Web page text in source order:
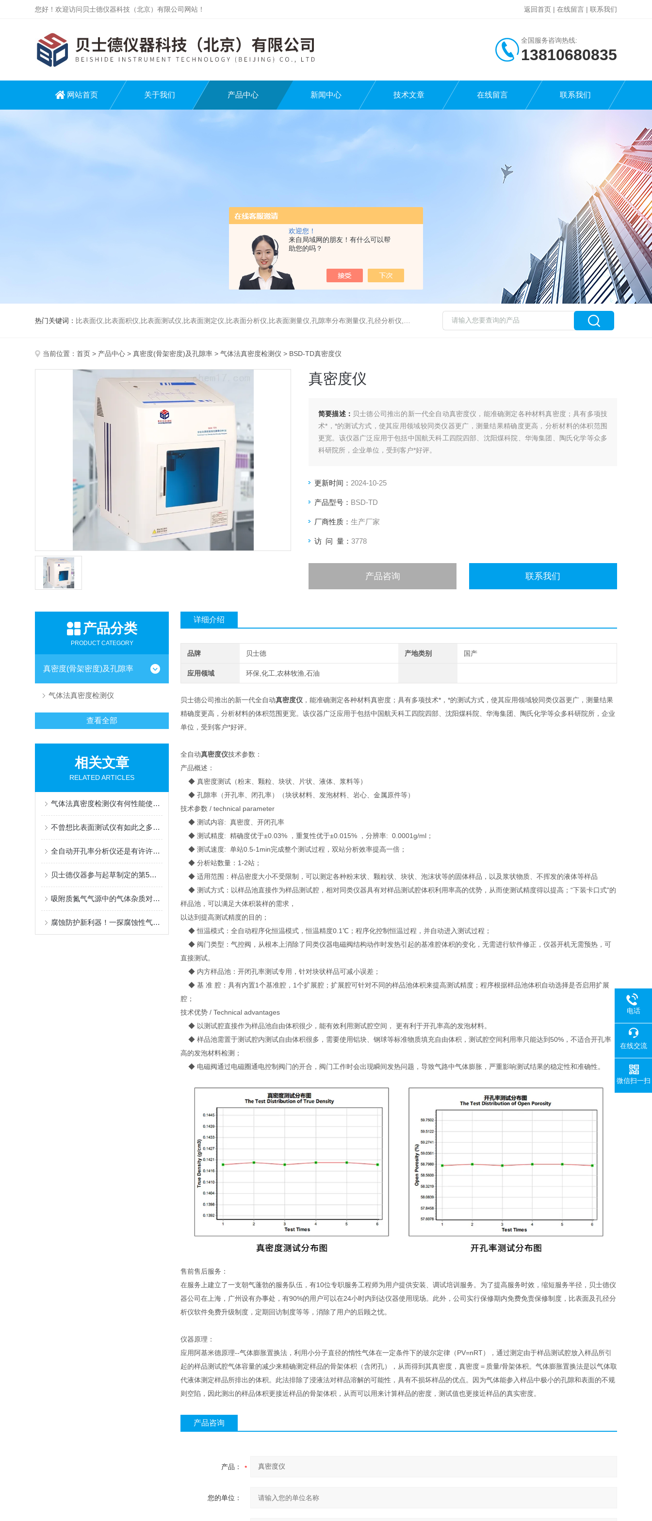
欢迎您！
来自局域网的朋友！有什么可以帮
助您的吗？
您好！欢迎访问贝士德仪器科技（北京）有限公司网站！ 返回首页 | 在线留言 | 联系我们
全国服务咨询热线:
13810680835
网站首页 关于我们 产品中心 新闻中心 技术文章 在线留言 联系我们
热门关键词： 比表面仪,比表面积仪,比表面测试仪,比表面测定仪,比表面分析仪,比表面测量仪,孔隙率分布测量仪,孔径分析仪,孔径测试仪,孔结构分析仪
当前位置： 首页 > 产品中心 > 真密度(骨架密度)及孔隙率 > 气体法真密度检测仪 > BSD-TD真密度仪
真密度仪
简要描述： 贝士德公司推出的新一代全自动真密度仪，能准确测定各种材料真密度；具有多项技
术*，*的测试方式，使其应用领域较同类仪器更广，测量结果精确度更高，分析材料的体积范围
更宽。该仪器广泛应用于包括中国航天科工四院四部、沈阳煤科院、华海集团、陶氏化学等众多
科研院所，企业单位，受到客户*好评。
更新时间： 2024-10-25
产品型号： BSD-TD
厂商性质： 生产厂家
访 问 量： 3778
产品咨询 联系我们
产品分类
PRODUCT CATEGORY
真密度(骨架密度)及孔隙率
气体法真密度检测仪
查看全部
相关文章
RELATED ARTICLES
气体法真密度检测仪有何性能使你如此看好
不曾想比表面测试仪有如此之多的功能
全自动开孔率分析仪还是有许许多多功能的
贝士德仪器参与起草制定的第5部国家标准颁布实施
吸附质氮气气源中的气体杂质对吸附过程的影响
腐蚀防护新利器！一探腐蚀性气体吸附仪的广泛用途
详细介绍
品牌 贝士德 产地类别 国产
应用领域 环保,化工,农林牧渔,石油
贝士德公司推出的新一代全自动真密度仪 ，能准确测定各种材料真密度；具有多项技术*，*的测试方式，使其应用领域较同类仪器更广，测量结果
精确度更高，分析材料的体积范围更宽。该仪器广泛应用于包括中国航天科工四院四部、沈阳煤科院、华海集团、陶氏化学等众多科研院所，企业
单位，受到客户*好评。
全自动真密度仪技术参数：
产品概述：
◆ 真密度测试（粉末、颗粒、块状、片状、液体、浆料等）
◆ 孔隙率（开孔率、闭孔率）（块状材料、发泡材料、岩心、金属原件等）
技术参数 / technical parameter
◆ 测试内容: 真密度、开闭孔率
◆ 测试精度: 精确度优于±0.03% ，重复性优于±0.015% ，分辨率: 0.0001g/ml；
◆ 测试速度: 单站0.5-1min完成整个测试过程，双站分析效率提高一倍；
◆ 分析站数量：1-2站；
◆ 适用范围：样品密度大小不受限制，可以测定各种粉末状、颗粒状、块状、泡沫状等的固体样品，以及浆状物质、不挥发的液体等样品
◆ 测试方式：以样品池直接作为样品测试腔，相对同类仪器具有对样品测试腔体积利用率高的优势，从而使测试精度得以提高；“下装卡口式"的
样品池，可以满足大体积装样的需求，
以达到提高测试精度的目的；
◆ 恒温模式：全自动程序化恒温模式，恒温精度0.1℃；程序化控制恒温过程，并自动进入测试过程；
◆ 阀门类型：气控阀，从根本上消除了同类仪器电磁阀结构动作时发热引起的基准腔体积的变化，无需进行软件修正，仪器开机无需预热，可
直接测试。
◆ 内方样品池：开闭孔率测试专用，针对块状样品可减小误差；
◆ 基 准 腔：具有内置1个基准腔，1个扩展腔；扩展腔可针对不同的样品池体积来提高测试精度；程序根据样品池体积自动选择是否启用扩展
腔；
技术优势 / Technical advantages
◆ 以测试腔直接作为样品池自由体积很少，能有效利用测试腔空间， 更有利于开孔率高的发泡材料。
◆ 样品池需置于测试腔内测试自由体积很多，需要使用铝块、钢球等标准物质填充自由体积，测试腔空间利用率只能达到50%，不适合开孔率
高的发泡材料检测；
◆ 电磁阀通过电磁圈通电控制阀门的开合，阀门工作时会出现瞬间发热问题，导致气路中气体膨胀，严重影响测试结果的稳定性和准确性。
售前售后服务：
在服务上建立了一支朝气蓬勃的服务队伍，有10位专职服务工程师为用户提供安装、调试培训服务。为了提高服务时效，缩短服务半径，贝士德仪
器公司在上海，广州设有办事处，有90%的用户可以在24小时内到达仪器使用现场。此外，公司实行保修期内免费免责保修制度，比表面及孔径分
析仪软件免费升级制度，定期回访制度等等，消除了用户的后顾之忧。
仪器原理：
应用阿基米德原理--气体膨胀置换法，利用小分子直径的惰性气体在一定条件下的玻尔定律（PV=nRT），通过测定由于样品测试腔放入样品所引
起的样品测试腔气体容量的减少来精确测定样品的骨架体积（含闭孔），从而得到其真密度，真密度＝质量/骨架体积。气体膨胀置换法是以气体取
代液体测定样品所排出的体积。此法排除了浸液法对样品溶解的可能性，具有不损坏样品的优点。因为气体能参入样品中极小的孔隙和表面的不规
则空陷，因此测出的样品体积更接近样品的骨架体积，从而可以用来计算样品的密度，测试值也更接近样品的真实密度。
产品咨询
产品：
您的单位：
电话
在线交流
微信扫一扫